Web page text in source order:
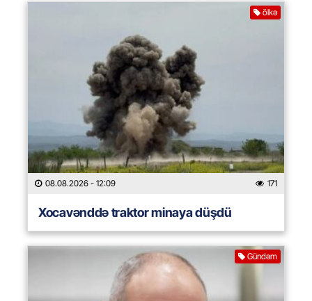
ölkə
08.08.2026 - 12:09 171
Xocavənddə traktor minaya düşdü
Gündəm